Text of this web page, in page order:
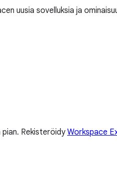
uusia sovelluksia ja
RekisteröidyWorkspace